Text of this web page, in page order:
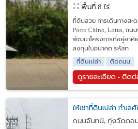
พื้นที่ 8 ไร่
ที่ดินสวย การเดินทางสะด
Porto Chino, Lotus, ถนน
พัฒนาโครงการที่อยู่อาศั
ลงทุนในอนาคต รหัสท
ที่ดินเปล่า
ติดถนน
ดูรายละเอียด - ติดต่
ให้เช่าที่ดินเปล่า ทำเ
ถนนจันทน์, ทุ่งวัดดอ